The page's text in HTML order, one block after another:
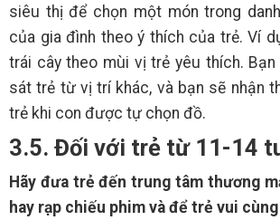
siêu thị để chọn một món trong
của gia đình theo ý thích của trẻ. Ví
trái cây theo mùi vị trẻ yêu thích.
sát trẻ từ vị trí khác, và bạn sẽ nhận
trẻ khi con được tự chọn đồ.
3.5. Đối với trẻ từ 11-14
Hãy đưa trẻ đến trung tâm thương
hay rạp chiếu phim và để trẻ vui